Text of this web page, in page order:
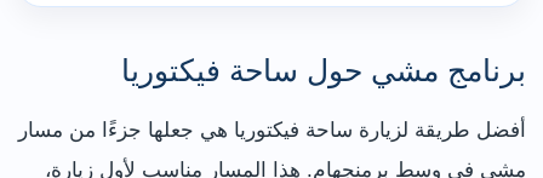
برنامج مشي حول ساحة فيكتوريا
أفضل طريقة لزيارة ساحة فيكتوريا هي جعلها جزءًا من مسار
مشي في وسط برمنجهام. هذا المسار مناسب لأول زيارة،